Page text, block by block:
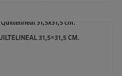
31,5×31,5 CM.